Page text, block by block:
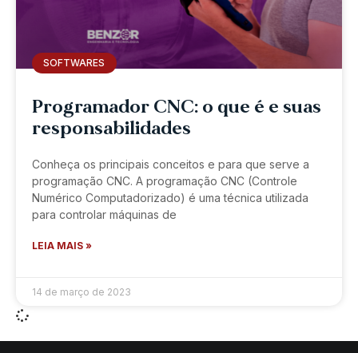
SOFTWARES
Programador CNC: o que é e suas
responsabilidades
Conheça os principais conceitos e para que serve a
programação CNC. A programação CNC (Controle
Numérico Computadorizado) é uma técnica utilizada
para controlar máquinas de
LEIA MAIS »
14 de março de 2023